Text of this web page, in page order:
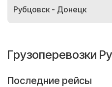
Рубцовск - Донецк
Грузоперевозки
Последние рейсы